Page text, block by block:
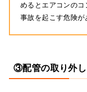
めるとエアコンの
事故を起こす危険が
③配管の取り外し